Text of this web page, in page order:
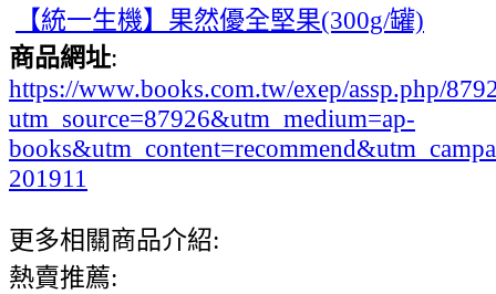
【統一生機】果然優全堅果(300g/罐)
商品網址:
https://www.books.com.tw/exep/assp.php/
utm_source=87926&utm_medium=ap-
201911
更多相關商品介紹:
熱賣推薦: